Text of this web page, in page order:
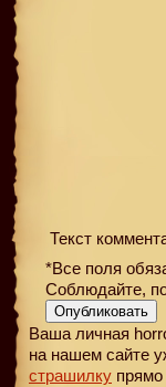
Текст
*Все поля
Соблюдайте,
Опубликовать
Ваша личная
на нашем сайте
страшилку прямо